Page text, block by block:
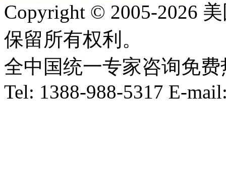
Copyright © 2005-2026
保留所有权利。
全中国统一专家咨询免费
Tel: 1388-988-5317 E-